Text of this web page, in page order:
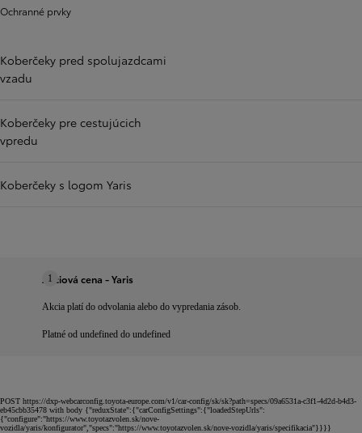
Ochranné prvky
Koberčeky pred spolujazdcami
vzadu
Koberčeky pre cestujúcich
vpredu
Koberčeky s logom Yaris
1
Akciová cena - Yaris
Akcia platí do odvolania alebo do vypredania zásob.
Platné od undefined do undefined
POST https://dxp-webcarconfig.toyota-europe.com/v1/car-config/sk/sk?path=specs/09a6531a-c3f1-4d2d-b4d3-
eb45cbb35478 with body {"reduxState":{"carConfigSettings":{"loadedStepUrls":
{"configure":"https://www.toyotazvolen.sk/nove-
vozidla/yaris/konfigurator","specs":"https://www.toyotazvolen.sk/nove-vozidla/yaris/specifikacia"}}}}